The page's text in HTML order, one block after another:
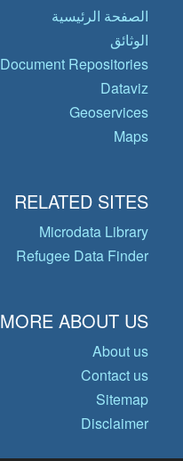
الصفحة الرئيسية
الوثائق
Document Repositories
Dataviz
Geoservices
Maps
RELATED SITES
Microdata Library
Refugee Data Finder
MORE ABOUT US
About us
Contact us
Sitemap
Disclaimer